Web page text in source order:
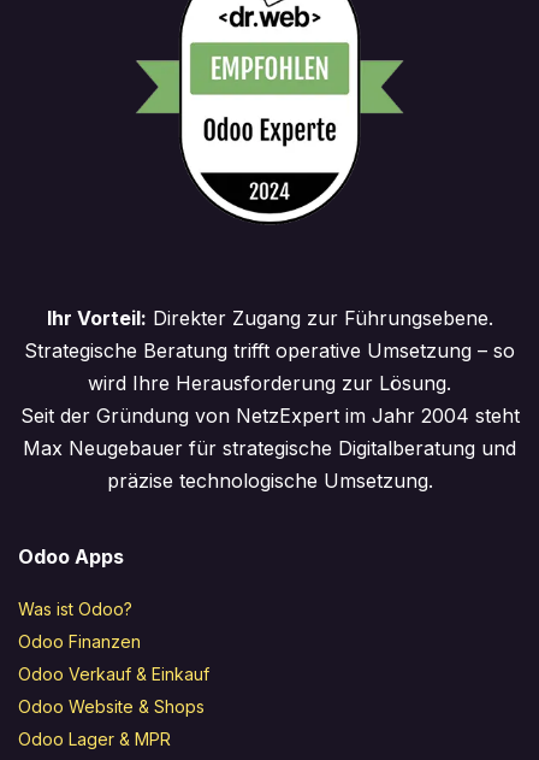
Ihr Vorteil: Direkter Zugang zur Führungsebene.
Strategische Beratung trifft operative Umsetzung – so
wird Ihre Herausforderung zur Lösung.
Seit der Gründung von NetzExpert im Jahr 2004 steht
Max Neugebauer für strategische Digitalberatung und
präzise technologische Umsetzung.
Odoo Apps
Was ist Odoo?
Odoo Finanzen
Odoo Verkauf & Einkauf
Odoo Website & Shops
Odoo Lager & MPR